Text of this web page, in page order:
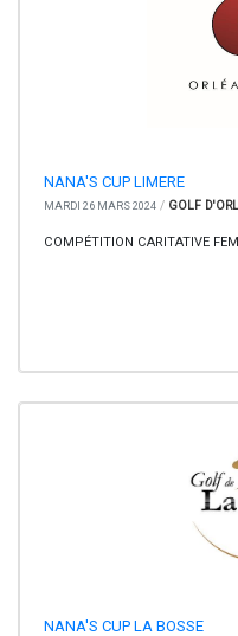
NANA'S CUP LIMERE
MARDI 26 MARS 2024 / GOLF
COMPÉTITION CARITATIVE
NANA'S CUP LA BOSSE